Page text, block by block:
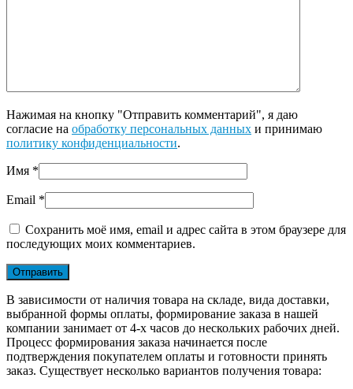
Нажимая на кнопку "Отправить комментарий", я даю
согласие на обработку персональных данных и принимаю
политику конфиденциальности.
Имя *
Email *
Сохранить моё имя, email и адрес сайта в этом браузере для
последующих моих комментариев.
В зависимости от наличия товара на складе, вида доставки,
выбранной формы оплаты, формирование заказа в нашей
компании занимает от 4-х часов до нескольких рабочих дней.
Процесс формирования заказа начинается после
подтверждения покупателем оплаты и готовности принять
заказ. Существует несколько вариантов получения товара: